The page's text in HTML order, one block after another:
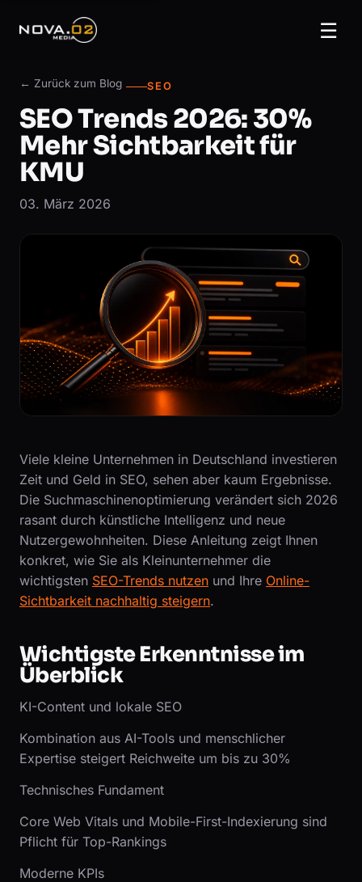
☰
← Zurück zum Blog SEO
SEO Trends 2026: 30%
Mehr Sichtbarkeit für
KMU
03. März 2026
Viele kleine Unternehmen in Deutschland investieren
Zeit und Geld in SEO, sehen aber kaum Ergebnisse.
Die Suchmaschinenoptimierung verändert sich 2026
rasant durch künstliche Intelligenz und neue
Nutzergewohnheiten. Diese Anleitung zeigt Ihnen
konkret, wie Sie als Kleinunternehmer die
wichtigsten SEO-Trends nutzen und Ihre Online-
Sichtbarkeit nachhaltig steigern.
Wichtigste Erkenntnisse im
Überblick
KI-Content und lokale SEO
Kombination aus AI-Tools und menschlicher
Expertise steigert Reichweite um bis zu 30%
Technisches Fundament
Core Web Vitals und Mobile-First-Indexierung sind
Pflicht für Top-Rankings
Moderne KPIs